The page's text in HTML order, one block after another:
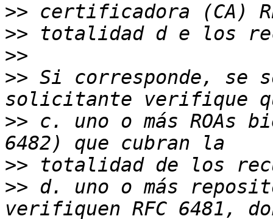
>>
>>
>>
>> Si corresponde, se
>> c. uno o más ROAs
>>
>> d. uno o más